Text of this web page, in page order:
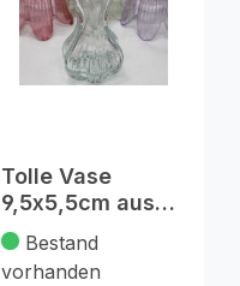
Tolle Vase
9,5x5,5cm aus
feinstem Glas
gefertigt
Bestand
vorhanden